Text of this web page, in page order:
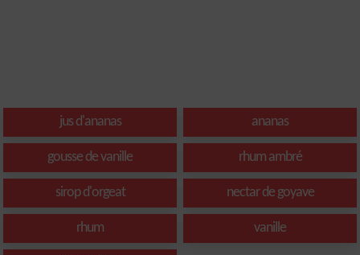
jus d'ananas ananas
gousse de vanille rhum ambré
sirop d'orgeat nectar de goyave
rhum vanille